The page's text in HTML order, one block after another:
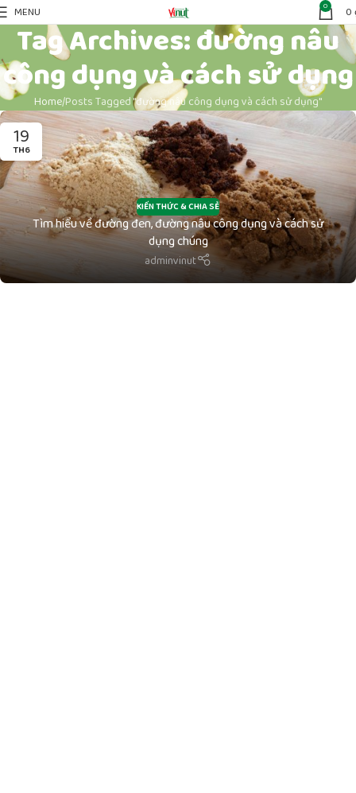
MENU 0 0
Tag Archives: đường nâu
công dụng và cách sử dụng
HomePosts Tagged "đường nâu công dụng và cách sử dụng"
19
TH6
KIẾN THỨC & CHIA SẺ
Tìm hiểu về đường đen, đường nâu công dụng và cách sử
dụng chúng
adminvinut